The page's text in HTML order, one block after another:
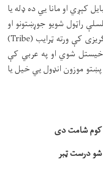
كېږي او مانا يي ده ډله يا
راټول شويو جوړښتونو او
كې ورته ټرايب (Tribe
)
شوي او په عربي كې
پښتو موزون انډول يي خيل يا
كوم شامت دى
درست ټبر